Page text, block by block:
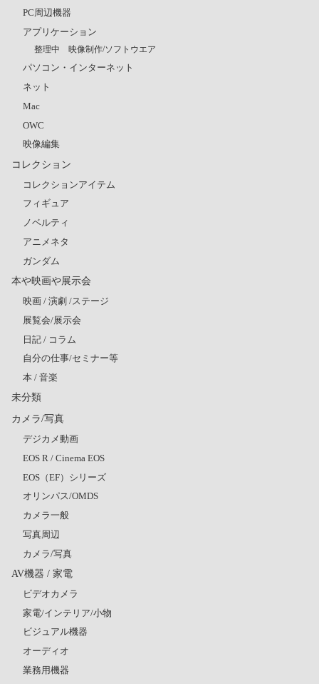
PC周辺機器
アプリケーション
整理中 映像制作/ソフトウエア
パソコン・インターネット
ネット
Mac
OWC
映像編集
コレクション
コレクションアイテム
フィギュア
ノベルティ
アニメネタ
ガンダム
本や映画や展示会
映画 / 演劇 /ステージ
展覧会/展示会
日記 / コラム
自分の仕事/セミナー等
本 / 音楽
未分類
カメラ/写真
デジカメ動画
EOS R / Cinema EOS
EOS（EF）シリーズ
オリンパス/OMDS
カメラ一般
写真周辺
カメラ/写真
AV機器 / 家電
ビデオカメラ
家電/インテリア/小物
ビジュアル機器
オーディオ
業務用機器